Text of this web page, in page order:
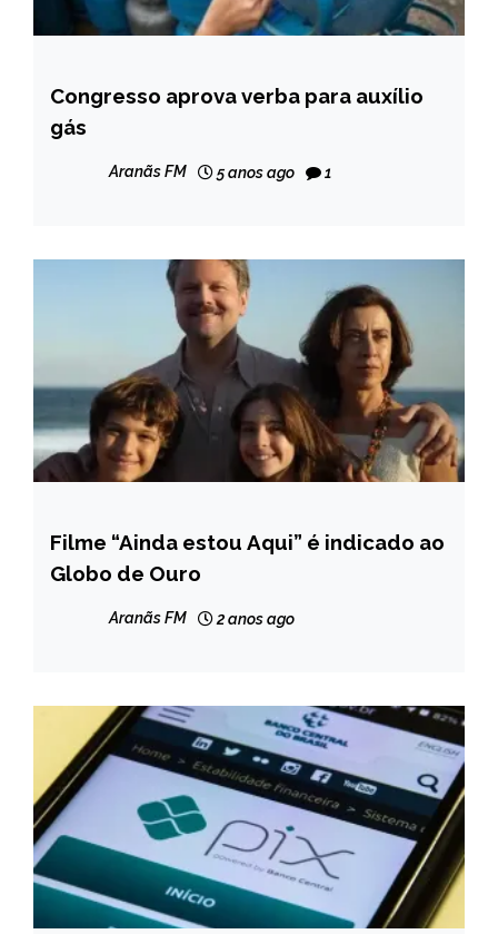
BRASIL
NOTÍCIAS
Congresso aprova verba para auxílio
gás
Aranãs FM 5 anos ago 1
ENTRETENIMENTO
NOTÍCIAS
Filme “Ainda estou Aqui” é indicado ao
Globo de Ouro
Aranãs FM 2 anos ago